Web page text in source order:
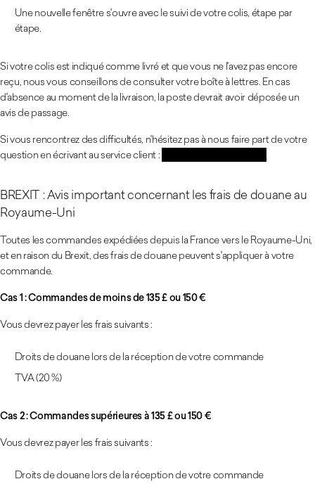
Une nouvelle fenêtre s'ouvre avec le suivi de votre colis, étape par
étape.
Si votre colis est indiqué comme livré et que vous ne l'avez pas encore
reçu, nous vous conseillons de consulter votre boîte à lettres. En cas
d'absence au moment de la livraison, la poste devrait avoir déposée un
avis de passage.
Si vous rencontrez des difficultés, n'hésitez pas à nous faire part de votre
question en écrivant au service client :
BREXIT : Avis important concernant les frais de douane au
Royaume-Uni
Toutes les commandes expédiées depuis la France vers le Royaume-Uni,
et en raison du Brexit, des frais de douane peuvent s'appliquer à votre
commande.
Cas 1 : Commandes de moins de 135 £ ou 150 €
Vous devrez payer les frais suivants :
Droits de douane lors de la réception de votre commande
TVA (20 %)
Cas 2 : Commandes supérieures à 135 £ ou 150 €
Vous devrez payer les frais suivants :
Droits de douane lors de la réception de votre commande